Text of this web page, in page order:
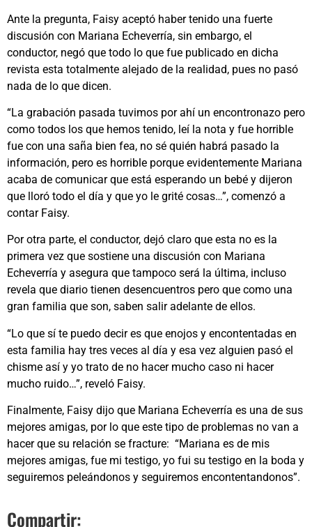
Ante la pregunta, Faisy aceptó haber tenido una fuerte
discusión con Mariana Echeverría, sin embargo, el
conductor, negó que todo lo que fue publicado en dicha
revista esta totalmente alejado de la realidad, pues no pasó
nada de lo que dicen.
“La grabación pasada tuvimos por ahí un encontronazo pero
como todos los que hemos tenido, leí la nota y fue horrible
fue con una saña bien fea, no sé quién habrá pasado la
información, pero es horrible porque evidentemente Mariana
acaba de comunicar que está esperando un bebé y dijeron
que lloró todo el día y que yo le grité cosas…”, comenzó a
contar Faisy.
Por otra parte, el conductor, dejó claro que esta no es la
primera vez que sostiene una discusión con Mariana
Echeverría y asegura que tampoco será la última, incluso
revela que diario tienen desencuentros pero que como una
gran familia que son, saben salir adelante de ellos.
“Lo que sí te puedo decir es que enojos y encontentadas en
esta familia hay tres veces al día y esa vez alguien pasó el
chisme así y yo trato de no hacer mucho caso ni hacer
mucho ruido…”, reveló Faisy.
Finalmente, Faisy dijo que Mariana Echeverría es una de sus
mejores amigas, por lo que este tipo de problemas no van a
hacer que su relación se fracture: “Mariana es de mis
mejores amigas, fue mi testigo, yo fui su testigo en la boda y
seguiremos peleándonos y seguiremos encontentandonos”.
Compartir: